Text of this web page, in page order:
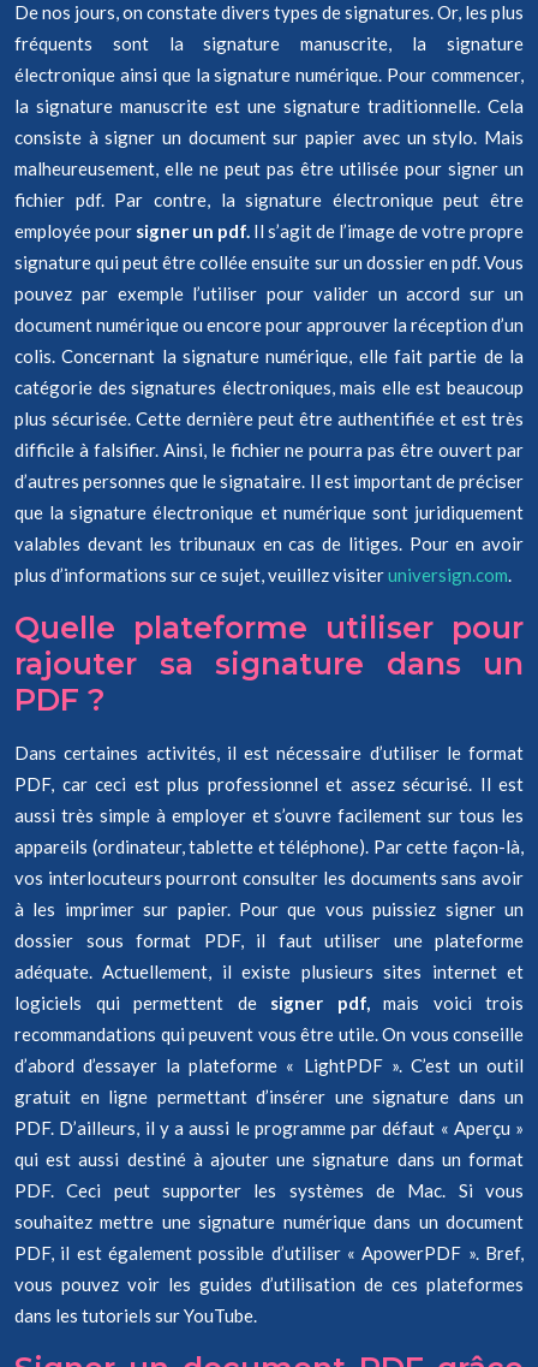
De nos jours, on constate divers types de signatures. Or, les plus
fréquents sont la signature manuscrite, la signature
électronique ainsi que la signature numérique. Pour commencer,
la signature manuscrite est une signature traditionnelle. Cela
consiste à signer un document sur papier avec un stylo. Mais
malheureusement, elle ne peut pas être utilisée pour signer un
fichier pdf. Par contre, la signature électronique peut être
employée pour signer un pdf. Il s’agit de l’image de votre propre
signature qui peut être collée ensuite sur un dossier en pdf. Vous
pouvez par exemple l’utiliser pour valider un accord sur un
document numérique ou encore pour approuver la réception d’un
colis. Concernant la signature numérique, elle fait partie de la
catégorie des signatures électroniques, mais elle est beaucoup
plus sécurisée. Cette dernière peut être authentifiée et est très
difficile à falsifier. Ainsi, le fichier ne pourra pas être ouvert par
d’autres personnes que le signataire. Il est important de préciser
que la signature électronique et numérique sont juridiquement
valables devant les tribunaux en cas de litiges. Pour en avoir
plus d’informations sur ce sujet, veuillez visiteruniversign.com.
Quelle plateforme utiliser pour
rajouter sa signature dans un
PDF ?
Dans certaines activités, il est nécessaire d’utiliser le format
PDF, car ceci est plus professionnel et assez sécurisé. Il est
aussi très simple à employer et s’ouvre facilement sur tous les
appareils (ordinateur, tablette et téléphone). Par cette façon-là,
vos interlocuteurs pourront consulter les documents sans avoir
à les imprimer sur papier. Pour que vous puissiez signer un
dossier sous format PDF, il faut utiliser une plateforme
adéquate. Actuellement, il existe plusieurs sites internet et
logiciels qui permettent de signer pdf,mais voici trois
recommandations qui peuvent vous être utile. On vous conseille
d’abord d’essayer la plateforme « LightPDF ». C’est un outil
gratuit en ligne permettant d’insérer une signature dans un
PDF. D’ailleurs, il y a aussi le programme par défaut « Aperçu »
qui est aussi destiné à ajouter une signature dans un format
PDF. Ceci peut supporter les systèmes de Mac. Si vous
souhaitez mettre une signature numérique dans un document
PDF, il est également possible d’utiliser « ApowerPDF ». Bref,
vous pouvez voir les guides d’utilisation de ces plateformes
dans les tutoriels sur YouTube.